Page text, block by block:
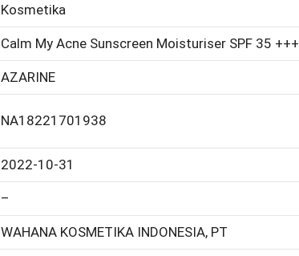
Kosmetika
Calm My Acne Sunscreen Moisturiser SPF 35 +++
AZARINE
NA18221701938
2022-10-31
–
WAHANA KOSMETIKA INDONESIA, PT